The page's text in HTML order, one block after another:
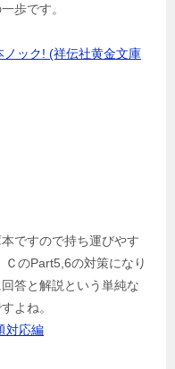
歩です。
ック! (祥伝社黄金文庫
ですので持ち運びやす
のPart5,6の対策になり
答と解説という単純な
よね。
対応編